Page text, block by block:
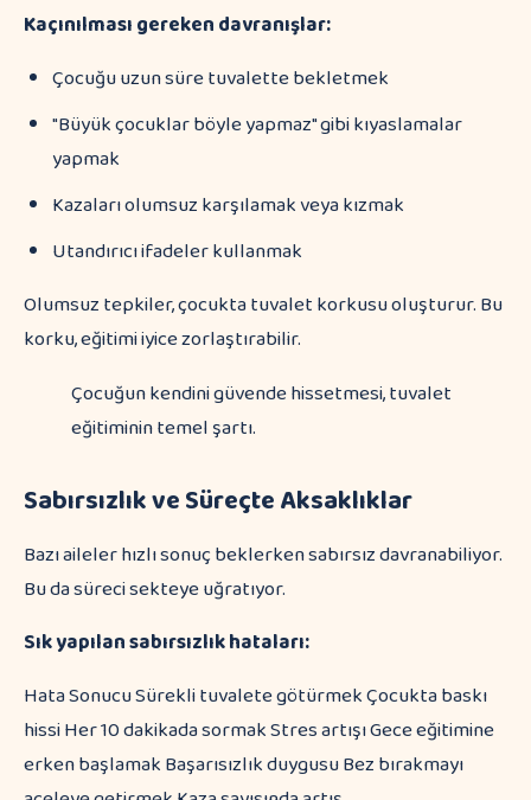
Kaçınılması gereken davranışlar:
Çocuğu uzun süre tuvalette bekletmek
"Büyük çocuklar böyle yapmaz" gibi kıyaslamalar
yapmak
Kazaları olumsuz karşılamak veya kızmak
Utandırıcı ifadeler kullanmak
Olumsuz tepkiler, çocukta tuvalet korkusu oluşturur. Bu
korku, eğitimi iyice zorlaştırabilir.
Çocuğun kendini güvende hissetmesi, tuvalet
eğitiminin temel şartı.
Sabırsızlık ve Süreçte Aksaklıklar
Bazı aileler hızlı sonuç beklerken sabırsız davranabiliyor.
Bu da süreci sekteye uğratıyor.
Sık yapılan sabırsızlık hataları:
Hata Sonucu Sürekli tuvalete götürmek Çocukta baskı
hissi Her 10 dakikada sormak Stres artışı Gece eğitimine
erken başlamak Başarısızlık duygusu Bez bırakmayı